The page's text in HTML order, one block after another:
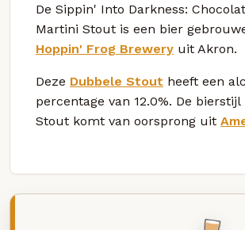
De Sippin' Into Darkness:
Martini Stout is een bier
Hoppin' Frog Brewery uit Akron.
Deze Dubbele Stout heeft een
percentage van 12.0%. De bierstijl
Stout komt van oorsprong uit